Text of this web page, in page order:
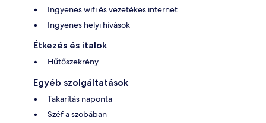
Ingyenes wifi és vezetékes internet
Ingyenes helyi hívások
Étkezés és italok
Hűtőszekrény
Egyéb szolgáltatások
Takarítás naponta
Széf a szobában